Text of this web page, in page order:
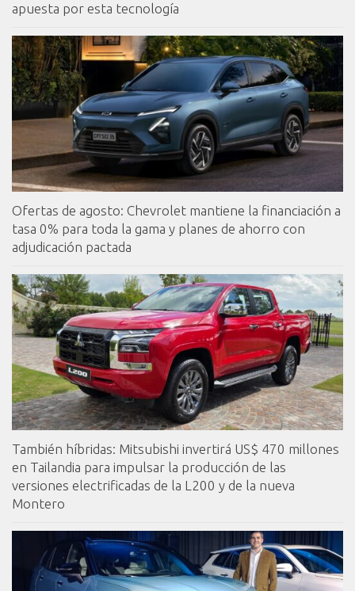
apuesta por esta tecnología
Ofertas de agosto: Chevrolet mantiene la financiación a
tasa 0% para toda la gama y planes de ahorro con
adjudicación pactada
También híbridas: Mitsubishi invertirá US$ 470 millones
en Tailandia para impulsar la producción de las
versiones electrificadas de la L200 y de la nueva
Montero